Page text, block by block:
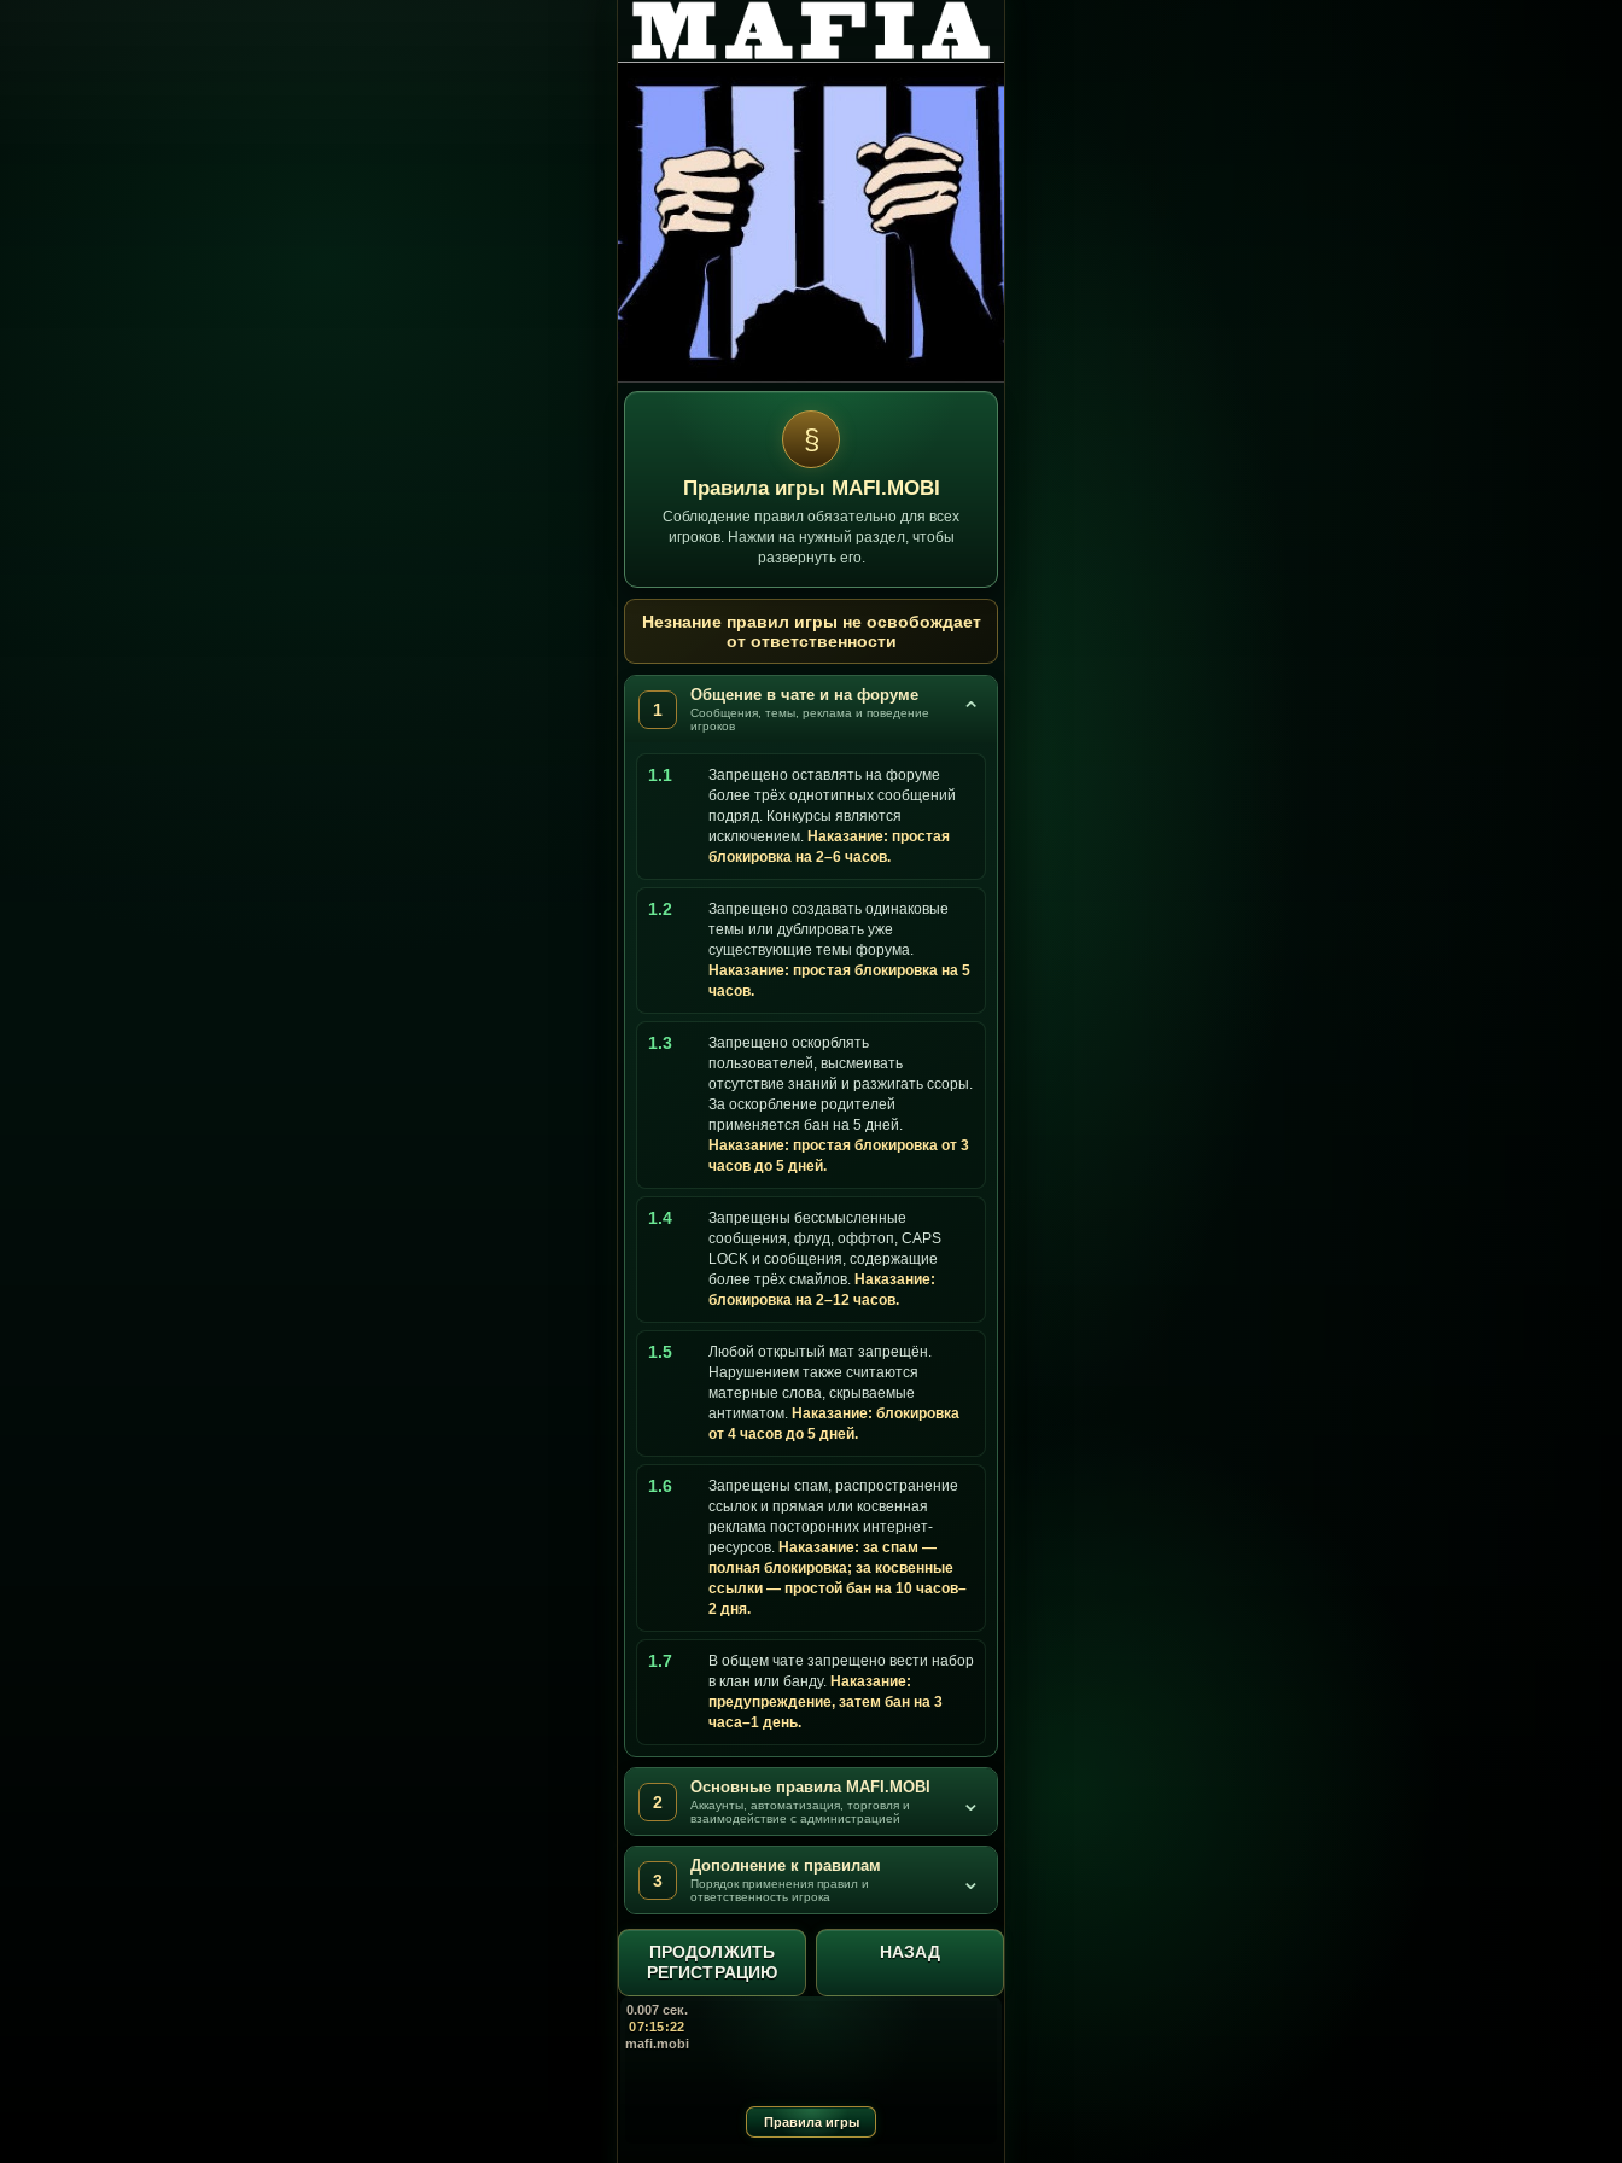
§
Правила игры MAFI.MOBI
Соблюдение правил обязательно для всех
игроков. Нажми на нужный раздел, чтобы
развернуть его.
Незнание правил игры не освобождает
от ответственности
1
Общение в чате и на форуме
Сообщения, темы, реклама и поведение
игроков
⌄
1.1
Запрещено оставлять на форуме
более трёх однотипных сообщений
подряд. Конкурсы являются
исключением. Наказание: простая
блокировка на 2–6 часов.
1.2
Запрещено создавать одинаковые
темы или дублировать уже
существующие темы форума.
Наказание: простая блокировка на 5
часов.
1.3
Запрещено оскорблять
пользователей, высмеивать
отсутствие знаний и разжигать ссоры.
За оскорбление родителей
применяется бан на 5 дней.
Наказание: простая блокировка от 3
часов до 5 дней.
1.4
Запрещены бессмысленные
сообщения, флуд, оффтоп, CAPS
LOCK и сообщения, содержащие
более трёх смайлов. Наказание:
блокировка на 2–12 часов.
1.5
Любой открытый мат запрещён.
Нарушением также считаются
матерные слова, скрываемые
антиматом. Наказание: блокировка
от 4 часов до 5 дней.
1.6
Запрещены спам, распространение
ссылок и прямая или косвенная
реклама посторонних интернет-
ресурсов. Наказание: за спам —
полная блокировка; за косвенные
ссылки — простой бан на 10 часов–
2 дня.
1.7
В общем чате запрещено вести набор
в клан или банду. Наказание:
предупреждение, затем бан на 3
часа–1 день.
2
Основные правила MAFI.MOBI
Аккаунты, автоматизация, торговля и
взаимодействие с администрацией
⌄
3
Дополнение к правилам
Порядок применения правил и
ответственность игрока
⌄
ПРОДОЛЖИТЬ
РЕГИСТРАЦИЮ
НАЗАД
0.007 сек.
07:15:23
mafi.mobi
Правила игры